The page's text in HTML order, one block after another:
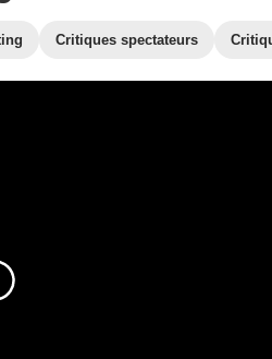
Critiques spectateurs